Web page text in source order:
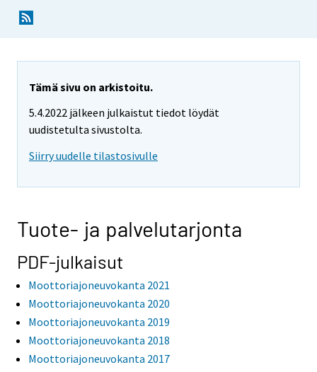
Tämä sivu on arkistoitu.
5.4.2022 jälkeen julkaistut tiedot löydät
uudistetulta sivustolta.
Siirry uudelle tilastosivulle
Tuote- ja palvelutarjonta
PDF-julkaisut
Moottoriajoneuvokanta 2021
Moottoriajoneuvokanta 2020
Moottoriajoneuvokanta 2019
Moottoriajoneuvokanta 2018
Moottoriajoneuvokanta 2017